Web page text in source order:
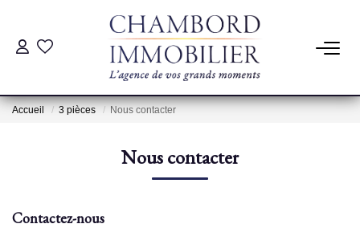
ACHAT
ESTIMATION
Accueil 3 pièces Nous contacter
Nous contacter
Contactez-nous